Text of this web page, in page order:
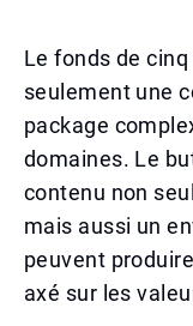
Le fonds de
seulement une
package
domaines. Le
contenu non
mais aussi un
peuvent
axé sur les